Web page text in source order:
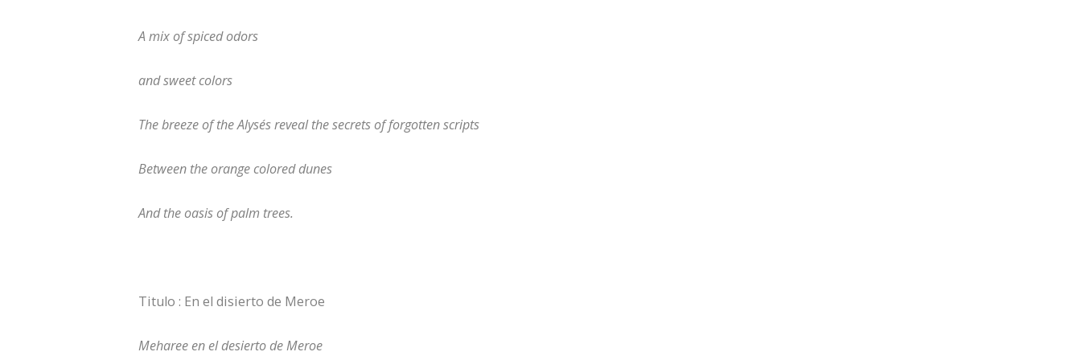
A mix of spiced odors
and sweet colors
The breeze of the Alysés reveal the secrets of forgotten scripts
Between the orange colored dunes
And the oasis of palm trees.
Titulo : En el disierto de Meroe
Meharee en el desierto de Meroe